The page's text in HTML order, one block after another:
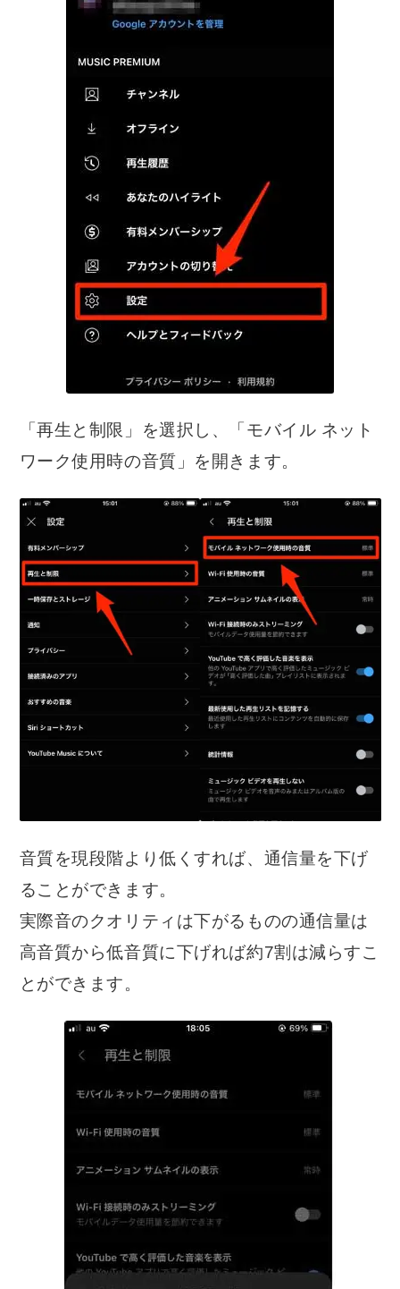
「再生と制限」を選択し、「モバイル ネット
ワーク使用時の音質」を開きます。
音質を現段階より低くすれば、通信量を下げ
ることができます。
実際音のクオリティは下がるものの通信量は
高音質から低音質に下げれば約7割は減らすこ
とができます。